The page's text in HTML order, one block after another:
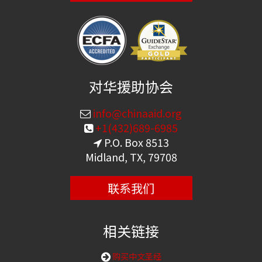
对华援助协会
info@chinaaid.org
+1(432)689-6985
P.O. Box 8513
Midland, TX, 79708
联系我们
相关链接
购买中文圣经